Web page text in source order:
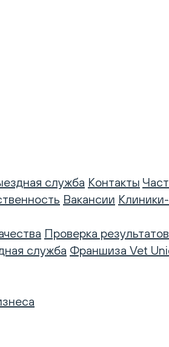
служба Контакты
Вакансии
Проверка
служба Франшиза Vet